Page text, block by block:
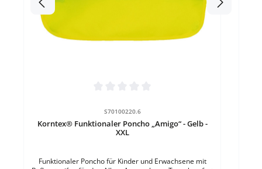
S70100220.6
Korntex® Funktionaler Poncho „Amigo“ - Gelb -
XXL
Funktionaler Poncho für Kinder und Erwachsene mit